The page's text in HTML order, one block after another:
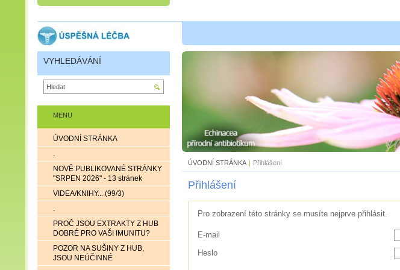
ÚVODNÍ STRÁNKA | Přihlášení
Přihlášení
Pro zobrazení této stránky se musíte nejprve přihlásit.
E-mail
Heslo
MENU
ÚVODNÍ STRÁNKA
.
NOVĚ PUBLIKOVANÉ STRÁNKY
"SRPEN 2026" - 13 stránek
VIDEA/KNIHY... (99/3)
.
PROČ JSOU EXTRAKTY Z HUB
DOBRÉ PRO VAŠI IMUNITU?
POZOR NA SUŠINY Z HUB,
JSOU NEÚČINNÉ
VYHLEDÁVÁNÍ